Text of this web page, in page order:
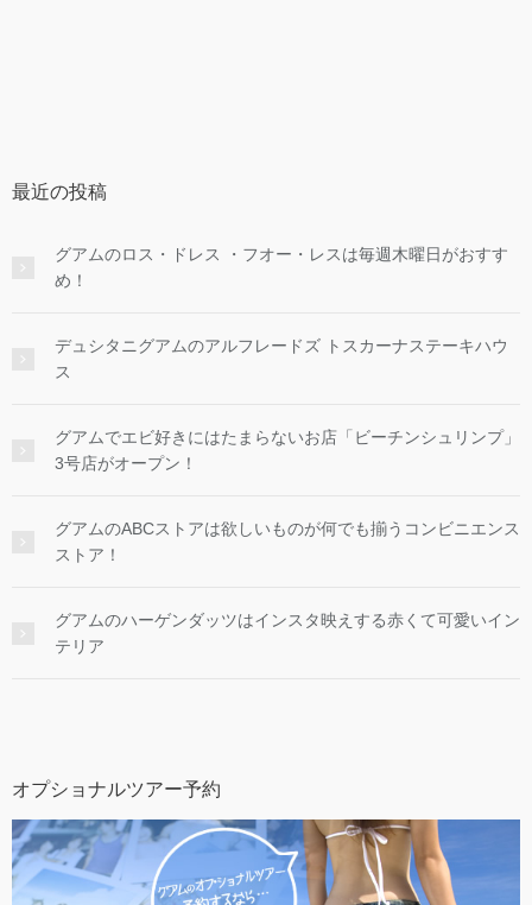
最近の投稿
グアムのロス・ドレス ・フオー・レスは毎週木曜日がおすす
め！
デュシタニグアムのアルフレードズ トスカーナステーキハウ
ス
グアムでエビ好きにはたまらないお店「ビーチンシュリンプ」
3号店がオープン！
グアムのABCストアは欲しいものが何でも揃うコンビニエンス
ストア！
グアムのハーゲンダッツはインスタ映えする赤くて可愛いイン
テリア
オプショナルツアー予約